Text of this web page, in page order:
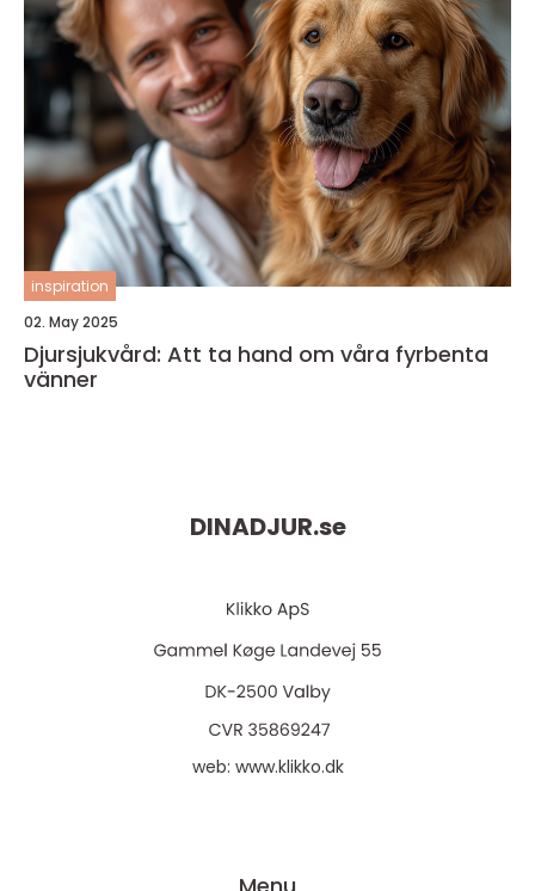
inspiration
02. May 2025
Djursjukvård: Att ta hand om våra fyrbenta
vänner
DINADJUR.se
web: www.klikko.dk